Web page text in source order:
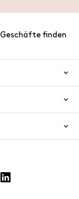
Geschäfte finden